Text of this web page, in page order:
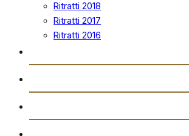
Ritratti 2018
Ritratti 2017
Ritratti 2016